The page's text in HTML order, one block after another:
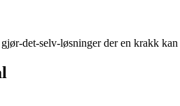
det-selv-løsninger der en krakk